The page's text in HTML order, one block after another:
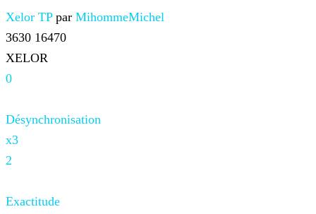
Xelor TP par MihommeMichel
3630 16470
XELOR
0
Désynchronisation
x3
2
Exactitude